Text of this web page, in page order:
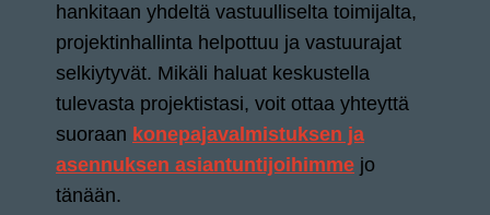
hankitaan yhdeltä vastuulliselta toimijalta,
projektinhallinta helpottuu ja vastuurajat
selkiytyvät. Mikäli haluat keskustella
tulevasta projektistasi, voit ottaa yhteyttä
suoraan konepajavalmistuksen ja
asennuksen asiantuntijoihimme jo
tänään.